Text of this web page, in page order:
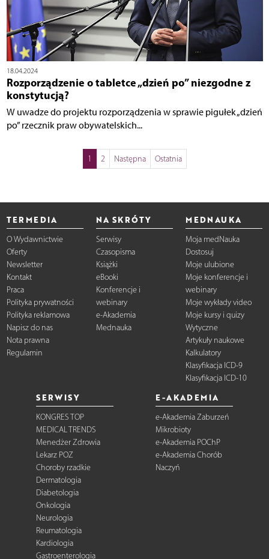
18.04.2024
Rozporządzenie o tabletce „dzień po” niezgodne z
konstytucją?
W uwadze do projektu rozporządzenia w sprawie pigułek „dzień
po” rzecznik praw obywatelskich...
1 2 Następna Ostatnia
TERMEDIA
O Wydawnictwie
Oferty
Newsletter
Kontakt
Praca
Polityka prywatności
Polityka reklamowa
Napisz do nas
Nota prawna
Regulamin
NA SKRÓTY
Serwisy
Czasopisma
Książki
eBooki
Konferencje i
webinary
e-Akademia
Mednauka
MEDNAUKA
Moja medNauka
Dostosuj
Moje ulubione
Moje konferencje i
webinary
Moje wykłady video
Moje kursy i quizy
Wytyczne
Artykuły naukowe
Kalkulatory
Klasyfikacja ICD-9
Klasyfikacja ICD-10
SERWISY
KONGRES TOP
MEDICAL TRENDS
Menedżer Zdrowia
Lekarz POZ
Choroby rzadkie
Dermatologia
Diabetologia
Onkologia
Neurologia
Reumatologia
Kardiologia
Gastroenterologia
E-AKADEMIA
e-Akademia Zaburzeń
Mikrobioty
e-Akademia POChP
e-Akademia Chorób
Naczyń